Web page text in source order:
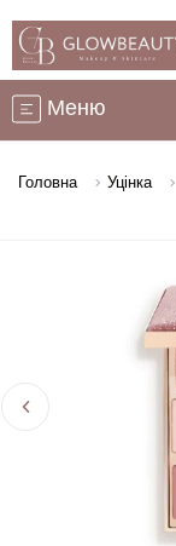
Меню
Головна Уцінка